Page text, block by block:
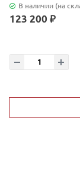
В наличии (на
123 200 ₽